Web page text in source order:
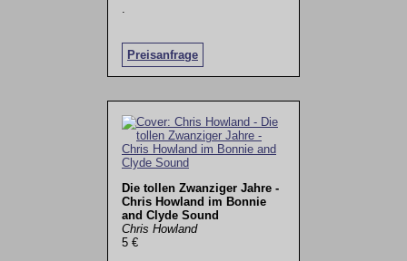
Preisanfrage
.
Die tollen Zwanziger Jahre -
Chris Howland im Bonnie
and Clyde Sound
Chris Howland
5 €